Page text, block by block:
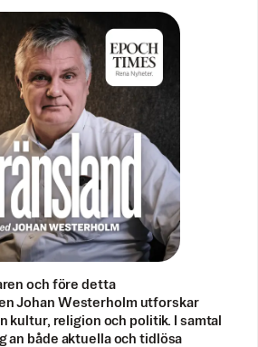
och före detta
Johan Westerholm utforskar
kultur, religion och politik. I samtal
an både aktuella och tidlösa